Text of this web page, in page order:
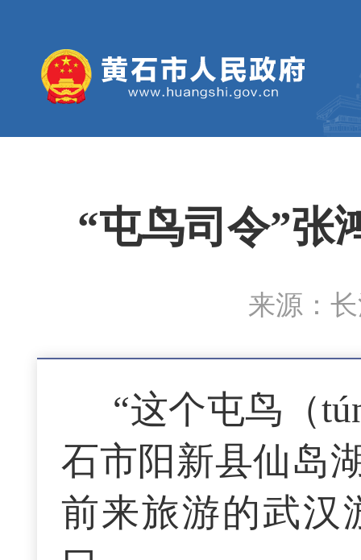
“屯鸟司令”张
来源：
“这个屯鸟（
石市阳新县仙岛
前来旅游的武汉